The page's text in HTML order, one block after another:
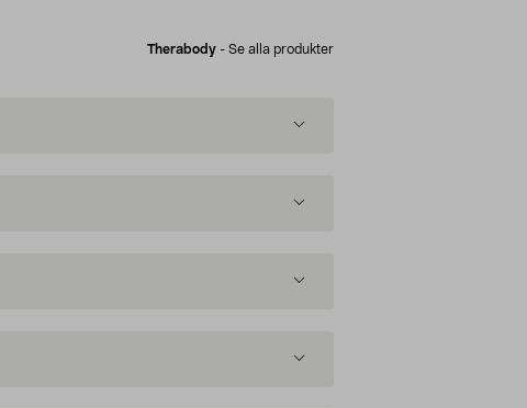
Therabody - Se alla produkter